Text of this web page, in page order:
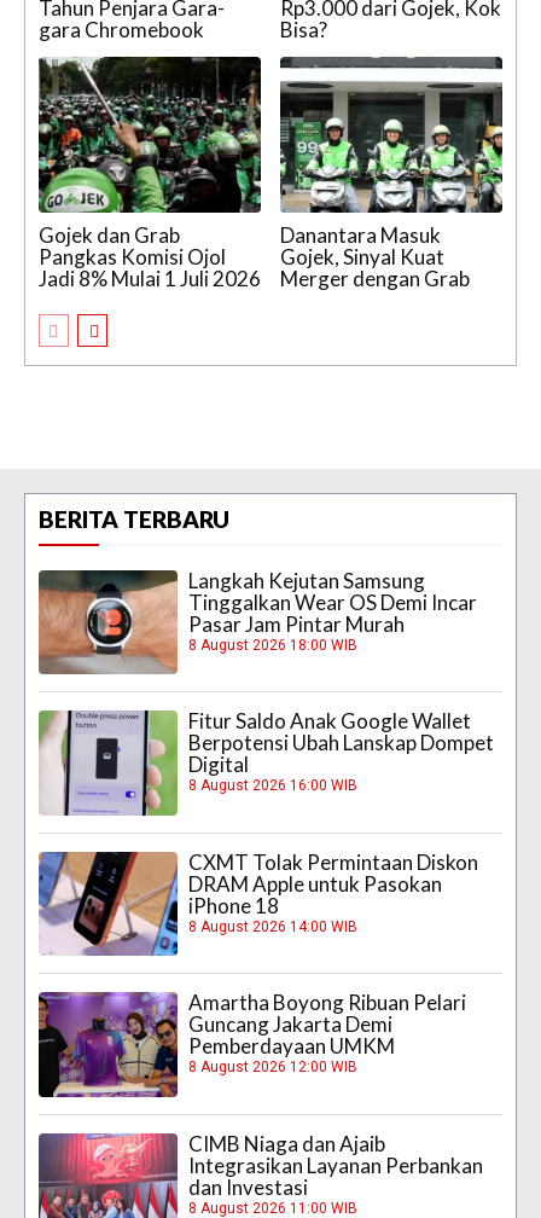
Tahun Penjara Gara-
gara Chromebook
Rp3.000 dari Gojek, Kok
Bisa?
Gojek dan Grab
Pangkas Komisi Ojol
Jadi 8% Mulai 1 Juli 2026
Danantara Masuk
Gojek, Sinyal Kuat
Merger dengan Grab
BERITA TERBARU
Langkah Kejutan Samsung
Tinggalkan Wear OS Demi Incar
Pasar Jam Pintar Murah
8 August 2026 18:00 WIB
Fitur Saldo Anak Google Wallet
Berpotensi Ubah Lanskap Dompet
Digital
8 August 2026 16:00 WIB
CXMT Tolak Permintaan Diskon
DRAM Apple untuk Pasokan
iPhone 18
8 August 2026 14:00 WIB
Amartha Boyong Ribuan Pelari
Guncang Jakarta Demi
Pemberdayaan UMKM
8 August 2026 12:00 WIB
CIMB Niaga dan Ajaib
Integrasikan Layanan Perbankan
dan Investasi
8 August 2026 11:00 WIB